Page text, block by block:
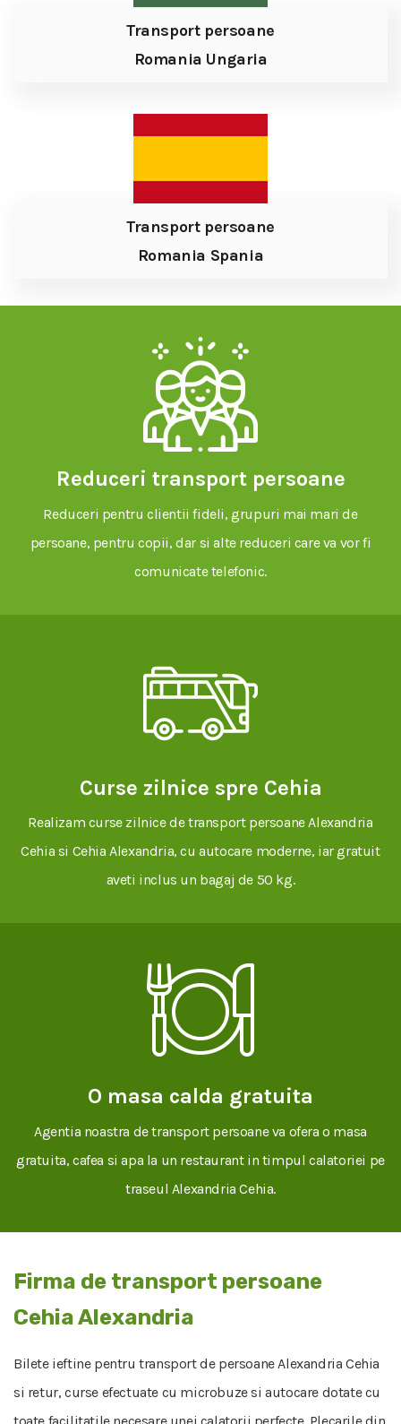
Transport persoane
Romania Ungaria
Transport persoane
Romania Spania
Reduceri transport persoane
Reduceri pentru clientii fideli, grupuri mai mari de
persoane, pentru copii, dar si alte reduceri care va vor fi
comunicate telefonic.
Curse zilnice spre Cehia
Realizam curse zilnice de transport persoane Alexandria
Cehia si Cehia Alexandria, cu autocare moderne, iar gratuit
aveti inclus un bagaj de 50 kg.
O masa calda gratuita
Agentia noastra de transport persoane va ofera o masa
gratuita, cafea si apa la un restaurant in timpul calatoriei pe
traseul Alexandria Cehia.
Firma de transport persoane
Cehia Alexandria
Bilete ieftine pentru transport de persoane Alexandria Cehia
si retur, curse efectuate cu microbuze si autocare dotate cu
toate facilitatile necesare unei calatorii perfecte. Plecarile din